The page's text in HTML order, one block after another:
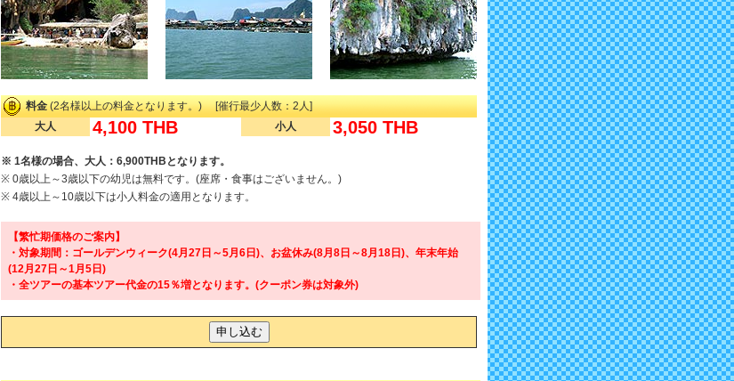
料金(2名様以上の料金となります。) [催行最少人数：2人]
大人
4,100 THB 小人 3,050 THB
※ 1名様の場合、大人：6,900THBとなります。
※ 0歳以上～3歳以下の幼児は無料です。(座席・食事はございません。)
※ 4歳以上～10歳以下は小人料金の適用となります。
【繁忙期価格のご案内】
・対象期間：ゴールデンウィーク(4月27日～5月6日)、お盆休み(8月8日～8月18日)、年末年始
(12月27日～1月5日)
・全ツアーの基本ツアー代金の15％増となります。(クーポン券は対象外)